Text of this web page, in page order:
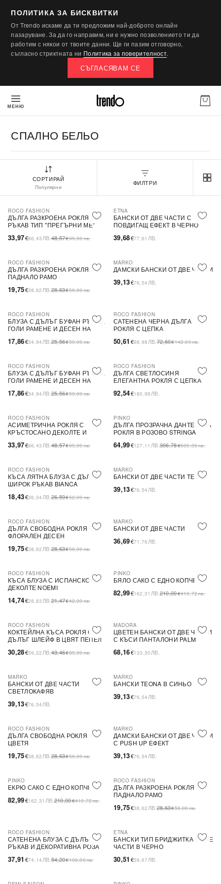
ПОЛИТИКА ЗА БИСКВИТКИ
От Trendo искаме да ти предложим най-доброто онлайн
пазаруване. За да го направим, ни е нужно позволението ти да
работим с някои от твоите данни. Ще ги пазим отговорно,
съгласно стриктната ни Политика за поверителност.
СЪГЛАСЯВАМ СЕ
МЕНЮ
СПАЛНО БЕЛЬО
СОРТИРАЙ
Популярни
ФИЛТРИ
-30%
ROCO FASHION
ДЪЛГА РАЗКРОЕНА РОКЛЯ БЕЗ
РЪКАВ ТИП ''ПРЕГЪРНИ МЕ''
33,97€66,43 ЛВ.48,57€95,00лв.
ETNA
БАНСКИ ОТ ДВЕ ЧАСТИ С
ПОВДИГАЩ ЕФЕКТ В ЧЕРНО
39,68€77,61 ЛВ.
-31%
ROCO FASHION
ДЪЛГА РАЗКРОЕНА РОКЛЯ С
ПАДНАЛО РАМО
19,75€38,62 ЛВ.28,63€56,00лв.
MARKO
ДАМСКИ БАНСКИ ОТ ДВЕ ЧАСТИ
39,13€76,54 ЛВ.
-30%
ROCO FASHION
БЛУЗА С ДЪЛЪГ БУФАН РЪКАВ,
ГОЛИ РАМЕНЕ И ДЕСЕН НА
17,86€34,94 ЛВ.25,56€50,00лв.
-30%
ROCO FASHION
САТЕНЕНА ЧЕРНА ДЪЛГА
РОКЛЯ С ЦЕПКА
50,61 €98,98 ЛВ.72,60€142,00лв.
-30%
ROCO FASHION
БЛУЗА С ДЪЛЪГ БУФАН РЪКАВ,
ГОЛИ РАМЕНЕ И ДЕСЕН НА
17,86€34,94 ЛВ.25,56€50,00лв.
ROCO FASHION
ДЪЛГА СВЕТЛОСИНЯ
ЕЛЕГАНТНА РОКЛЯ С ЦЕПКА
92,54€180,99 ЛВ.
-30%
ROCO FASHION
АСИМЕТРИЧНА РОКЛЯ С
КРЪСТОСАНО ДЕКОЛТЕ И
33,97€66,43 ЛВ.48,57€95,00лв.
-79%
PINKO
ДЪЛГА ПРОЗРАЧНА ДАНТЕЛЕНА
РОКЛЯ В РОЗОВО STRINGA
64,99€127,11 ЛВ.306,78€600,00лв.
-31%
ROCO FASHION
КЪСА ЛЯТНА БЛУЗА С ДЪЛЪГ
ШИРОК РЪКАВ BIANCA
18,43€36,04 ЛВ.26,59€52,00лв.
MARKO
БАНСКИ ОТ ДВЕ ЧАСТИ TEONA
39,13€76,54 ЛВ.
-31%
ROCO FASHION
ДЪЛГА СВОБОДНА РОКЛЯ С
ФЛОРАЛЕН ДЕСЕН
19,75€38,62 ЛВ.28,63€56,00лв.
MARKO
БАНСКИ ОТ ДВЕ ЧАСТИ
36,69€71,76 ЛВ.
-31%
ROCO FASHION
КЪСА БЛУЗА С ИСПАНСКО
ДЕКОЛТЕ NOEMI
14,74€28,83 ЛВ.21,47€42,00лв.
-60%
PINKO
БЯЛО САКО С ЕДНО КОПЧЕ
82,99€162,31 ЛВ.210,00€410,72лв.
-30%
ROCO FASHION
КОКТЕЙЛНА КЪСА РОКЛЯ С
ДЪЛЪГ ШЛЕЙФ В ЦВЯТ ПЕПЕЛ
30,28€59,22 ЛВ.43,46€85,00лв.
MADORA
ЦВЕТЕН БАНСКИ ОТ ДВЕ ЧАСТИ
С КЪСИ ПАНТАЛОНИ PALM
68,16€133,30 ЛВ.
MARKO
БАНСКИ ОТ ДВЕ ЧАСТИ
СВЕТЛОКАФЯВ
39,13€76,54 ЛВ.
MARKO
БАНСКИ TEONA В СИНЬО
39,13€76,54 ЛВ.
-31%
ROCO FASHION
ДЪЛГА СВОБОДНА РОКЛЯ НА
ЦВЕТЯ
19,75€38,62 ЛВ.28,63€56,00лв.
MARKO
ДАМСКИ БАНСКИ ОТ ДВЕ ЧАСТИ
С PUSH UP ЕФЕКТ
39,13€76,54 ЛВ.
-60%
PINKO
ЕКРЮ САКО С ЕДНО КОПЧЕ
82,99€162,31 ЛВ.210,00€410,72лв.
-31%
ROCO FASHION
ДЪЛГА РАЗКРОЕНА РОКЛЯ С
ПАДНАЛО РАМО
19,75€38,62 ЛВ.28,63€56,00лв.
-30%
ROCO FASHION
САТЕНЕНА БЛУЗА С ДЪЛЪГ
РЪКАВ И ДЕКОРАТИВНА РОЗА
37,91 €74,14 ЛВ.54,20€106,00лв.
ETNA
БАНСКИ ТИП БРИДЖИТКА В ДВЕ
ЧАСТИ В ЧЕРНО
30,51 €59,67 ЛВ.